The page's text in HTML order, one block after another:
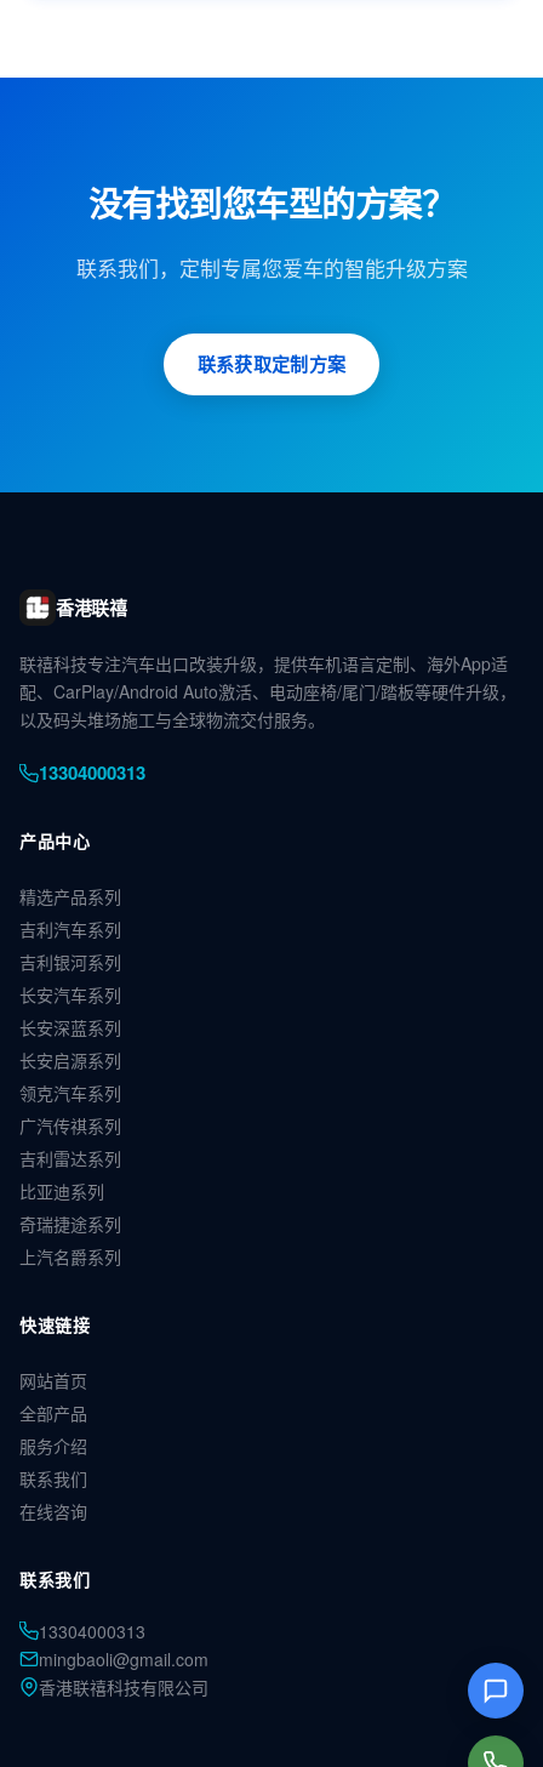
没有找到您车型的方案？
联系我们，定制专属您爱车的智能升级方案
联系获取定制方案
香港联禧
联禧科技专注汽车出口改装升级，提供车机语言定制、海外App适
配、CarPlay/Android Auto激活、电动座椅/尾门/踏板等硬件升级，
以及码头堆场施工与全球物流交付服务。
13304000313
产品中心
精选产品系列
吉利汽车系列
吉利银河系列
长安汽车系列
长安深蓝系列
长安启源系列
领克汽车系列
广汽传祺系列
吉利雷达系列
比亚迪系列
奇瑞捷途系列
上汽名爵系列
快速链接
网站首页
全部产品
服务介绍
联系我们
在线咨询
联系我们
13304000313
mingbaoli@gmail.com
香港联禧科技有限公司